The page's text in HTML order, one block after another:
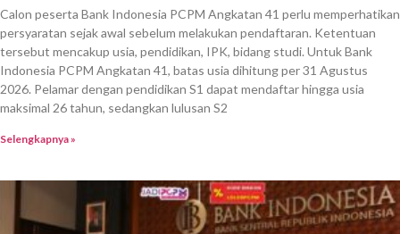
Calon peserta Bank Indonesia PCPM Angkatan 41 perlu memperhatikan
persyaratan sejak awal sebelum melakukan pendaftaran. Ketentuan
tersebut mencakup usia, pendidikan, IPK, bidang studi. Untuk Bank
Indonesia PCPM Angkatan 41, batas usia dihitung per 31 Agustus
2026. Pelamar dengan pendidikan S1 dapat mendaftar hingga usia
maksimal 26 tahun, sedangkan lulusan S2
Selengkapnya »